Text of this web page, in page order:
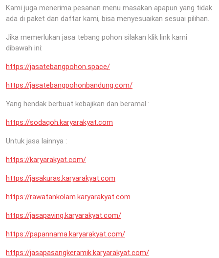
Kami juga menerima pesanan menu masakan apapun yang tidak
ada di paket dan daftar kami, bisa menyesuaikan sesuai pilihan.
Jika memerlukan jasa tebang pohon silakan klik link kami
dibawah ini:
https://jasatebangpohon.space/
https://jasatebangpohonbandung.com/
Yang hendak berbuat kebajikan dan beramal :
https://sodaqoh.karyarakyat.com
Untuk jasa lainnya :
https://karyarakyat.com/
https://jasakuras.karyarakyat.com
https://rawatankolam.karyarakyat.com
https://jasapaving.karyarakyat.com/
https://papannama.karyarakyat.com/
https://jasapasangkeramik.karyarakyat.com/